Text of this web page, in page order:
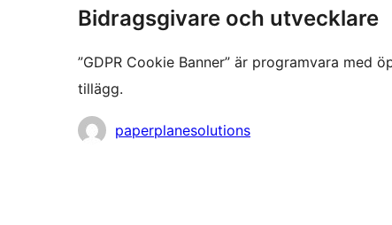
Bidragsgivare och utvecklare
”GDPR Cookie Banner” är programvara med
tillägg.
Bidragandepaperplanesolutions